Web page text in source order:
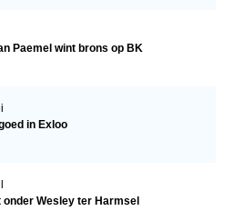
2023-2024
2021-2022
2020-2021
Paemel wint brons op BK
in Exloo
Wesley ter Harmsel